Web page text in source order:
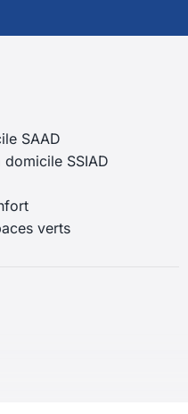
SAAD
SSIAD
verts